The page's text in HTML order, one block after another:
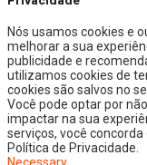
Nós usamos cookies e
melhorar a sua
publicidade e
utilizamos cookies de
cookies são salvos no
Você pode optar por
impactar na sua
serviços, você
Política de Privacidade.